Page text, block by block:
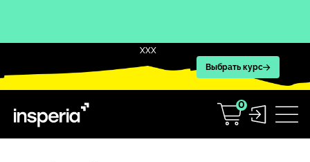
XXX
Выбрать курс
0